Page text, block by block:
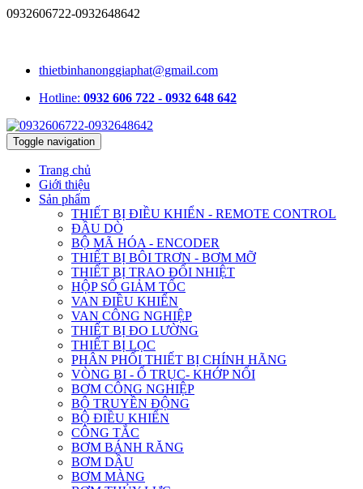
0932606722-0932648642
thietbinhanonggiaphat@gmail.com
Hotline: 0932 606 722 - 0932 648 642
Toggle navigation
Trang chủ
Giới thiệu
Sản phẩm
THIẾT BỊ ĐIỀU KHIỂN - REMOTE CONTROL
ĐẦU DÒ
BỘ MÃ HÓA - ENCODER
THIẾT BỊ BÔI TRƠN - BƠM MỠ
THIẾT BỊ TRAO ĐỔI NHIỆT
HỘP SỐ GIẢM TỐC
VAN ĐIỀU KHIỂN
VAN CÔNG NGHIỆP
THIẾT BỊ ĐO LƯỜNG
THIẾT BỊ LỌC
PHÂN PHỐI THIẾT BỊ CHÍNH HÃNG
VÒNG BI - Ổ TRỤC- KHỚP NỐI
BƠM CÔNG NGHIỆP
BỘ TRUYỀN ĐỘNG
BỘ ĐIỀU KHIỂN
CÔNG TẮC
BƠM BÁNH RĂNG
BƠM DẦU
BƠM MÀNG